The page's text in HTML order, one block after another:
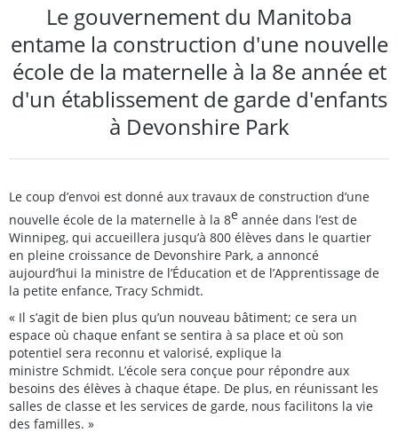
Le gouvernement du Manitoba
entame la construction d'une nouvelle
école de la maternelle à la 8e année et
d'un établissement de garde d'enfants
à Devonshire Park
Le coup d’envoi est donné aux travaux de construction d’une
nouvelle école de la maternelle à la 8e année dans l’est de
Winnipeg, qui accueillera jusqu’à 800 élèves dans le quartier
en pleine croissance de Devonshire Park, a annoncé
aujourd’hui la ministre de l’Éducation et de l’Apprentissage de
la petite enfance, Tracy Schmidt.
« Il s’agit de bien plus qu’un nouveau bâtiment; ce sera un
espace où chaque enfant se sentira à sa place et où son
potentiel sera reconnu et valorisé, explique la
ministre Schmidt. L’école sera conçue pour répondre aux
besoins des élèves à chaque étape. De plus, en réunissant les
salles de classe et les services de garde, nous facilitons la vie
des familles. »